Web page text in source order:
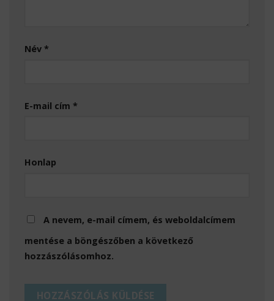
Név *
E-mail cím *
Honlap
A nevem, e-mail címem, és weboldalcímem
mentése a böngészőben a következő
hozzászólásomhoz.